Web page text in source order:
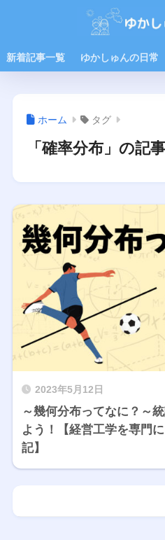
新着記事一覧 ゆかしゅんの日常
ホーム タグ
「確率分布」の記
2023年5月12日
～幾何分布ってなに？～
よう！【経営工学を専門
記】